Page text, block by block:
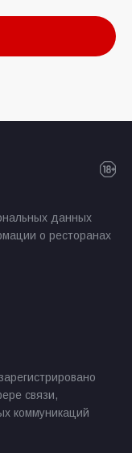
данных
о ресторанах
связи,
коммуникаций